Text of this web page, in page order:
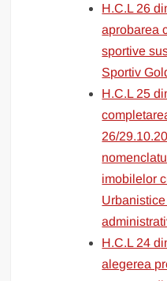
H.C.L 26
aprobarea
sportive
Sportiv
H.C.L 25
26/
imobilelor
H.C.L 24
alegerea